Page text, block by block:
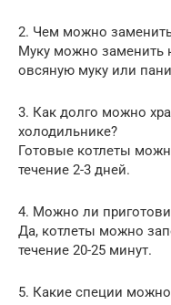
2. Чем можно
Муку можно заменить
овсяную муку или
3. Как долго можно
холодильнике?
Готовые котлеты
течение 2-3 дней.
4. Можно ли
Да, котлеты можно
течение 20-25 минут.
5. Какие специи